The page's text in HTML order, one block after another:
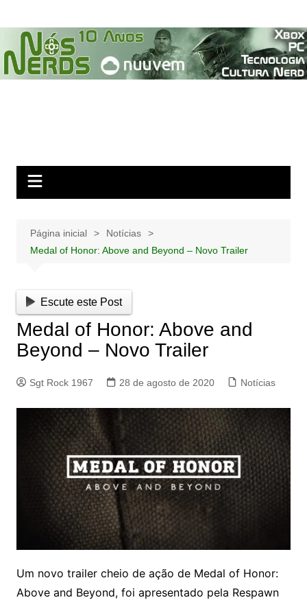
para
conteúdo
Página inicial
Notícias
Medal of Honor: Above and Beyond – Novo Trailer
Escute este Post
Medal of Honor: Above and
Beyond – Novo Trailer
Sgt Rock 1967 28 de agosto de 2020 Notícias
Um novo trailer cheio de ação de Medal of Honor:
Above and Beyond, foi apresentado pela Respawn